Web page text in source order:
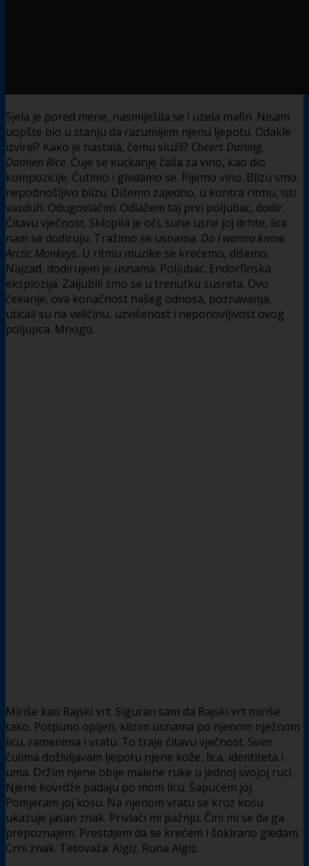
Sjela je pored mene, nasmiješila se i uzela mafin. Nisam
uopšte bio u stanju da razumijem njenu ljepotu. Odakle
izvire!? Kako je nastala, čemu služi!? Cheers Darling,
Damien Rice. Čuje se kuckanje čaša za vino, kao dio
kompozicije. Ćutimo i gledamo se. Pijemo vino. Blizu smo,
nepodnošljivo blizu. Dišemo zajedno, u kontra ritmu, isti
vazduh. Odugovlačim. Odlažem taj prvi poljubac, dodir.
Čitavu vječnost. Sklopila je oči, suhe usne joj drhte, lica
nam se dodiruju. Tražimo se usnama. Do I wanna know,
Arctic Monkeys. U ritmu muzike se krećemo, dišemo.
Najzad, dodirujem je usnama. Poljubac. Endorfinska
eksplozija. Zaljubili smo se u trenutku susreta. Ovo
čekanje, ova konačnost našeg odnosa, poznavanja,
uticali su na veličinu, uzvišenost i neponovljivost ovog
poljupca. Mnogo.
Miriše kao Rajski vrt. Siguran sam da Rajski vrt miriše
tako. Potpuno opijen, klizim usnama po njenom nježnom
licu, ramenima i vratu. To traje čitavu vječnost. Svim
čulima doživljavam ljepotu njene kože, lica, identiteta i
uma. Držim njene obije malene ruke u jednoj svojoj ruci.
Njene kovrdže padaju po mom licu. Šapućem joj.
Pomjeram joj kosu. Na njenom vratu se kroz kosu
ukazuje jasan znak. Privlači mi pažnju. Čini mi se da ga
prepoznajem. Prestajem da se krećem i šokirano gledam.
Crni znak. Tetovaža. Algiz. Runa Algiz.